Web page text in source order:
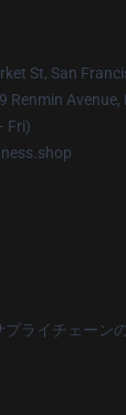
St, San
Renmin
Fri)
プライチェーン